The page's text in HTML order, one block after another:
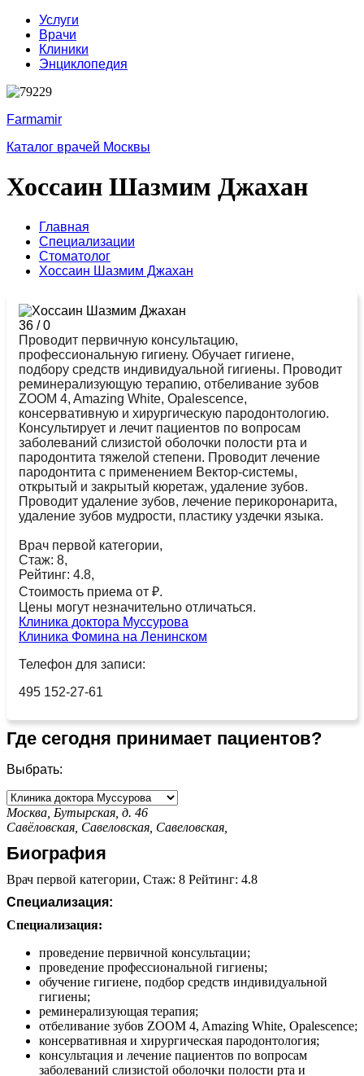
Услуги
Врачи
Клиники
Энциклопедия
Farmamir
Каталог врачей Москвы
Хоссаин Шазмим Джахан
Главная
Специализации
Стоматолог
Хоссаин Шазмим Джахан
36 /0
Проводит первичную консультацию,
профессиональную гигиену. Обучает гигиене,
подбору средств индивидуальной гигиены. Проводит
реминерализующую терапию, отбеливание зубов
ZOOM 4, Amazing White, Оpalescence,
консервативную и хирургическую пародонтологию.
Консультирует и лечит пациентов по вопросам
заболеваний слизистой оболочки полости рта и
пародонтита тяжелой степени. Проводит лечение
пародонтита с применением Вектор-системы,
открытый и закрытый кюретаж, удаление зубов.
Проводит удаление зубов, лечение перикоронарита,
удаление зубов мудрости, пластику уздечки языка.
Врач первой категории,
Стаж: 8,
Рейтинг: 4.8,
Стоимость приема от ₽.
Цены могут незначительно отличаться.
Клиника доктора Муссурова
Клиника Фомина на Ленинском
Телефон для записи:
495 152-27-61
Где сегодня принимает пациентов?
Выбрать:
Москва, Бутырская, д. 46
Савёловская, Савеловская, Савеловская,
Биография
Врач первой категории, Стаж: 8 Рейтинг: 4.8
Специализация:
Специализация:
проведение первичной консультации;
проведение профессиональной гигиены;
обучение гигиене, подбор средств индивидуальной
гигиены;
реминерализующая терапия;
отбеливание зубов ZOOM 4, Amazing White, Оpalescence;
консервативная и хирургическая пародонтология;
консультация и лечение пациентов по вопросам
заболеваний слизистой оболочки полости рта и